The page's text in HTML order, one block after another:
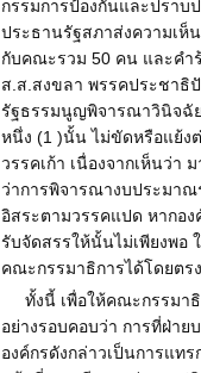
กรรมการป้องกันและปราบ
ประธานรัฐสภาส่งความเห็
กับคณะรวม 50 คน และคำ
ส.ส.สงขลา พรรคประชาธิ
รัฐธรรมนูญพิจารณาวินิจฉั
หนึ่ง (1 )นั้น ไม่ขัดหรือแย้ง
วรรคเก้า เนื่องจากเห็นว่า
ว่าการพิจารณางบประมาณ
อิสระตามวรรคแปด หากอ
รับจัดสรรให้นั้นไม่เพียงพอ
คณะกรรมาธิการได้โดยตรง
ทั้งนี้ เพื่อให้คณะกรรม
อย่างรอบคอบว่า การที่ฝ่า
องค์กรดังกล่าวเป็นการแท